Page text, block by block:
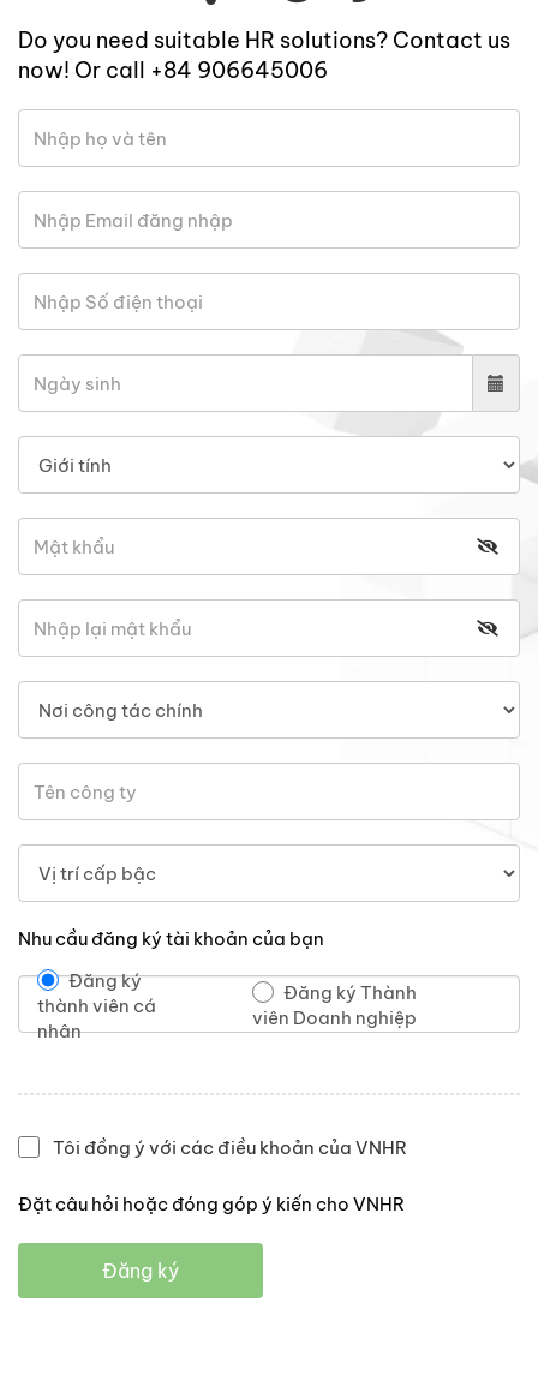
Do you need suitable HR solutions? Contact us
now! Or call +84 906645006
Nhu cầu đăng ký tài khoản của bạn
Đăng ký
thành viên cá
nhân
Đăng ký Thành
viên Doanh nghiệp
Tôi đồng ý với các điều khoản của VNHR
Đặt câu hỏi hoặc đóng góp ý kiến cho VNHR
Đăng ký